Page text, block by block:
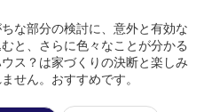
な部分の検討に、意外と有効な
と、さらに色々なことが分かる
ス？は家づくりの決断と楽しみ
せん。おすすめです。